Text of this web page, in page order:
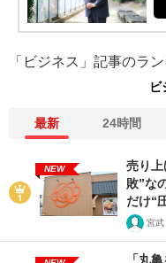
「ビジネス」記事のラ
ビ
最新 24時間
NEW
売り
敗”な
だけ“
宮武
「丸